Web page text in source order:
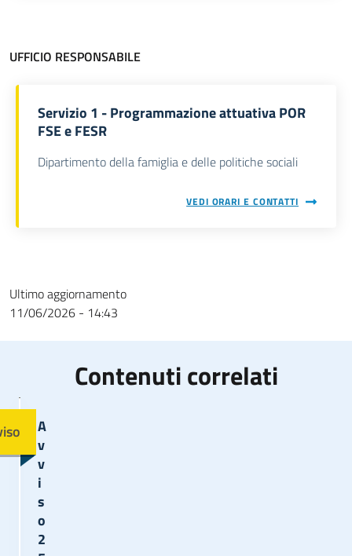
UFFICIO RESPONSABILE
Servizio 1 - Programmazione attuativa POR
FSE e FESR
Dipartimento della famiglia e delle politiche sociali
VEDI ORARI E CONTATTI
Ultimo aggiornamento
11/06/2026 - 14:43
Contenuti correlati
Immagine
A
v
v
i
s
o
2